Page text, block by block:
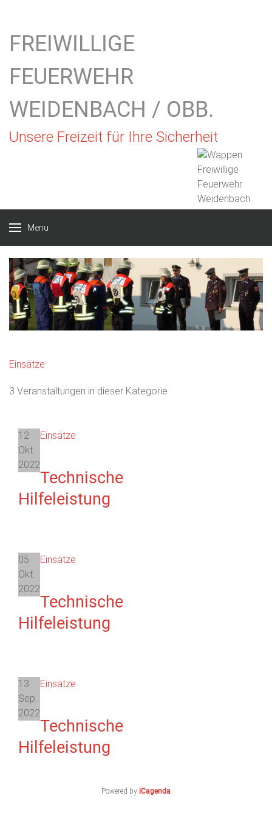
FREIWILLIGE
FEUERWEHR
WEIDENBACH / OBB.
Unsere Freizeit für Ihre Sicherheit
Menu
Einsätze
3 Veranstaltungen in dieser Kategorie
12
Okt.
2022
Einsätze
Technische
Hilfeleistung
05
Okt.
2022
Einsätze
Technische
Hilfeleistung
13
Sep.
2022
Einsätze
Technische
Hilfeleistung
Powered by iCagenda